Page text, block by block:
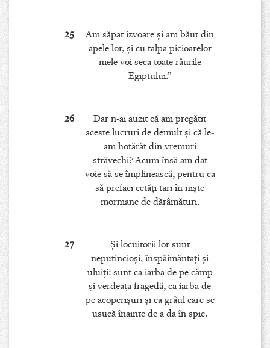
25
Am săpat izvoare şi am băut din
apele lor, şi cu talpa picioarelor
mele voi seca toate râurile
Egiptului.”
26
Dar n-ai auzit că am pregătit
aceste lucruri de demult şi că le-
am hotărât din vremuri
străvechi? Acum însă am dat
voie să se împlinească, pentru ca
să prefaci cetăţi tari în nişte
mormane de dărâmături.
27
Şi locuitorii lor sunt
neputincioşi, înspăimântaţi şi
uluiţi: sunt ca iarba de pe câmp
şi verdeaţa fragedă, ca iarba de
pe acoperişuri şi ca grâul care se
usucă înainte de a da în spic.